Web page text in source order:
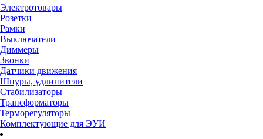
Электротовары
Розетки
Рамки
Выключатели
Диммеры
Звонки
Датчики движения
Шнуры, удлинители
Стабилизаторы
Трансформаторы
Терморегуляторы
Комплектующие для ЭУИ